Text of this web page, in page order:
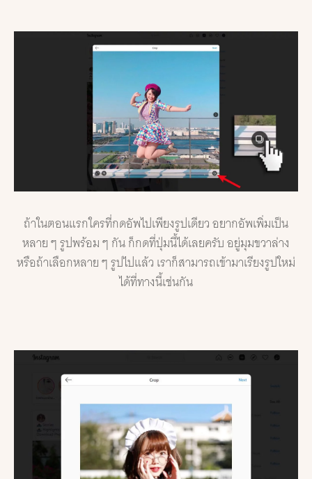
ถ้าในตอนแรกใครที่กดอัพไปเพียงรูปเดียว อยากอัพเพิ่มเป็น
หลาย ๆ รูปพร้อม ๆ กัน ก็กดที่ปุ่มนี้ได้เลยครับ อยู่มุมขวาล่าง
หรือถ้าเลือกหลาย ๆ รูปไปแล้ว เราก็สามารถเข้ามาเรียงรูปใหม่
ได้ที่ทางนี้เช่นกัน